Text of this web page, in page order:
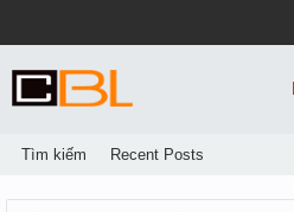
Tìm kiếm Recent Posts